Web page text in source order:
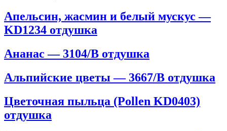
Апельсин, жасмин и белый мускус —
KD1234 отдушка
Ананас — 3104/B отдушка
Альпийские цветы — 3667/B отдушка
Цветочная пыльца (Pollen KD0403)
отдушка